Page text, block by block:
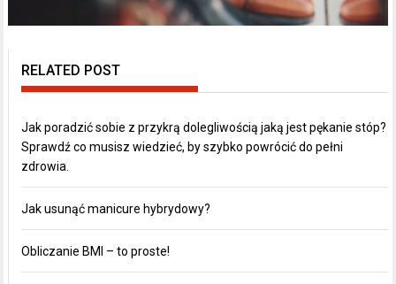
RELATED POST
Jak poradzić sobie z przykrą dolegliwością jaką jest pękanie stóp?
Sprawdź co musisz wiedzieć, by szybko powrócić do pełni
zdrowia.
Jak usunąć manicure hybrydowy?
Obliczanie BMI – to proste!